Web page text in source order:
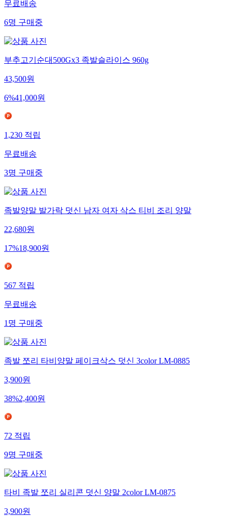
무료배송
6명구매중
부추고기순대500Gx3 족발슬라이스 960g
43,500원
6%41,000원
1,230적립
무료배송
3명구매중
족발양말 발가락 덧신 남자 여자 삭스 티비 조리 양말
22,680원
17%18,900원
567적립
무료배송
1명구매중
족발 쪼리 타비양말 페이크삭스 덧신 3color LM-0885
3,900원
38%2,400원
72적립
9명구매중
타비 족발 쪼리 실리콘 덧신 양말 2color LM-0875
3,900원